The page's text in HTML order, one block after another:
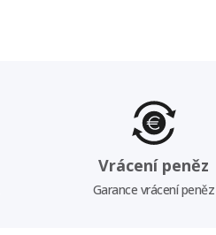
Vrácení peněz
Garance vrácení peněz